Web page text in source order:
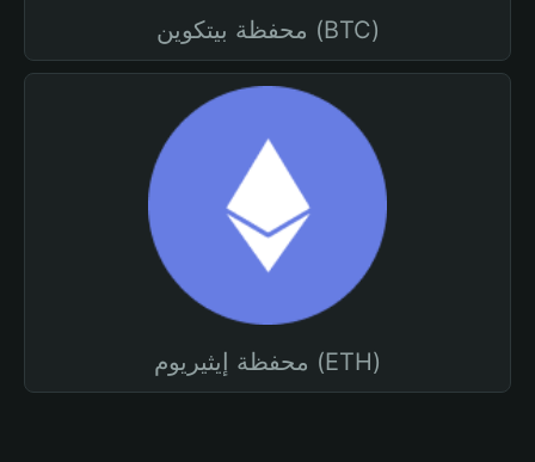
محفظة بيتكوين (BTC)
محفظة إيثيريوم (ETH)